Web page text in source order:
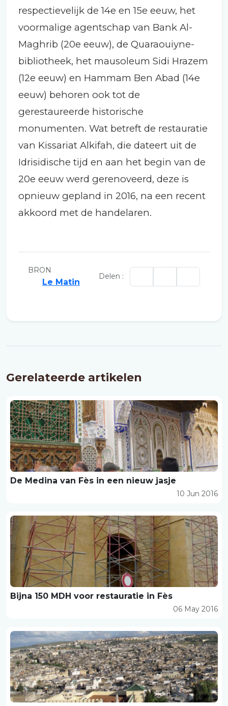
respectievelijk de 14e en 15e eeuw, het
voormalige agentschap van Bank Al-
Maghrib (20e eeuw), de Quaraouiyne-
bibliotheek, het mausoleum Sidi Hrazem
(12e eeuw) en Hammam Ben Abad (14e
eeuw) behoren ook tot de
gerestaureerde historische
monumenten. Wat betreft de restauratie
van Kissariat Alkifah, die dateert uit de
Idrisidische tijd en aan het begin van de
20e eeuw werd gerenoveerd, deze is
opnieuw gepland in 2016, na een recent
akkoord met de handelaren.
BRON
Le Matin
Delen :
Gerelateerde artikelen
De Medina van Fès in een nieuw jasje
10 Jun 2016
Bijna 150 MDH voor restauratie in Fès
06 May 2016